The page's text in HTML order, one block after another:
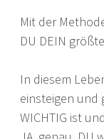
Mit der
DU DEIN
In diesem
einsteigen und
WICHTIG ist